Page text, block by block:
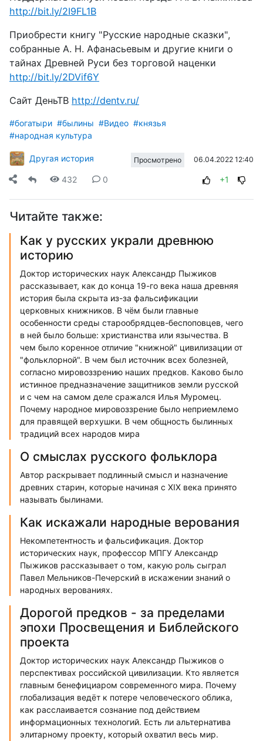
http://bit.ly/2I9FL1B
Приобрести книгу "Русские народные сказки",
собранные А. Н. Афанасьевым и другие книги о
тайнах Древней Руси без торговой наценки
http://bit.ly/2DVif6Y
Сайт ДеньТВ http://dentv.ru/
#богатыри #былины #Видео #князья
#народная культура
Другая история Просмотрено 06.04.2022 12:40
432 0 +1
Читайте также:
Как у русских украли древнюю
историю
Доктор исторических наук Александр Пыжиков
рассказывает, как до конца 19-го века наша древняя
история была скрыта из-за фальсификации
церковных книжников. В чём были главные
особенности среды старообрядцев-беспоповцев, чего
в ней было больше: христианства или язычества. В
чем было коренное отличие "книжной" цивилизации от
"фольклорной". В чем был источник всех болезней,
согласно мировоззрению наших предков. Каково было
истинное предназначение защитников земли русской
и с чем на самом деле сражался Илья Муромец.
Почему народное мировоззрение было неприемлемо
для правящей верхушки. В чем общность былинных
традиций всех народов мира
О смыслах русского фольклора
Автор раскрывает подлинный смысл и назначение
древних старин, которые начиная с XIX века принято
называть былинами.
Как искажали народные верования
Некомпетентность и фальсификация. Доктор
исторических наук, профессор МПГУ Александр
Пыжиков рассказывает о том, какую роль сыграл
Павел Мельников-Печерский в искажении знаний о
народных верованиях.
Дорогой предков - за пределами
эпохи Просвещения и Библейского
проекта
Доктор исторических наук Александр Пыжиков о
перспективах российской цивилизации. Кто является
главным бенефициаром современного мира. Почему
глобализация ведёт к потере человеческого облика,
как расслаивается сознание под действием
информационных технологий. Есть ли альтернатива
элитарному проекту, который охватил весь мир.